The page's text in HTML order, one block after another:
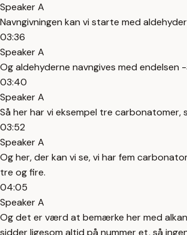
Speaker A
Navngivningen kan vi starte med
03:36
Speaker A
Og aldehyderne navngives med endelsen -
03:40
Speaker A
Så her har vi eksempel tre
03:52
Speaker A
Og her, der kan vi se, vi har fem
tre og fire.
04:05
Speaker A
Og det er værd at bemærke her med
sidder ligesom altid på nummer et, så